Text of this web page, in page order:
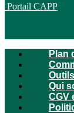
Portail CAPP
Plan
Qui
CGV